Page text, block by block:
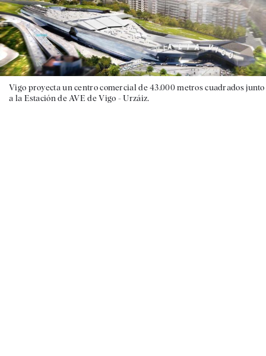
Vigo proyecta un centro comercial de 43.000 metros cuadrados junto
a la Estación de AVE de Vigo - Urzáiz.